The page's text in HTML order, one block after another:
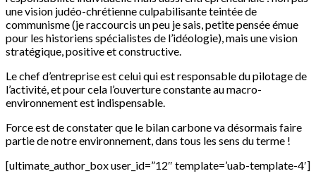
une vision judéo-chrétienne culpabilisante teintée de
communisme (je raccourcis un peu je sais, petite pensée émue
pour les historiens spécialistes de l’idéologie), mais une vision
stratégique, positive et constructive.
Le chef d’entreprise est celui qui est responsable du pilotage de
l’activité, et pour cela l’ouverture constante au macro-
environnement est indispensable.
Force est de constater que le bilan carbone va désormais faire
partie de notre environnement, dans tous les sens du terme !
[ultimate_author_box user_id=”12″ template=’uab-template-4′]